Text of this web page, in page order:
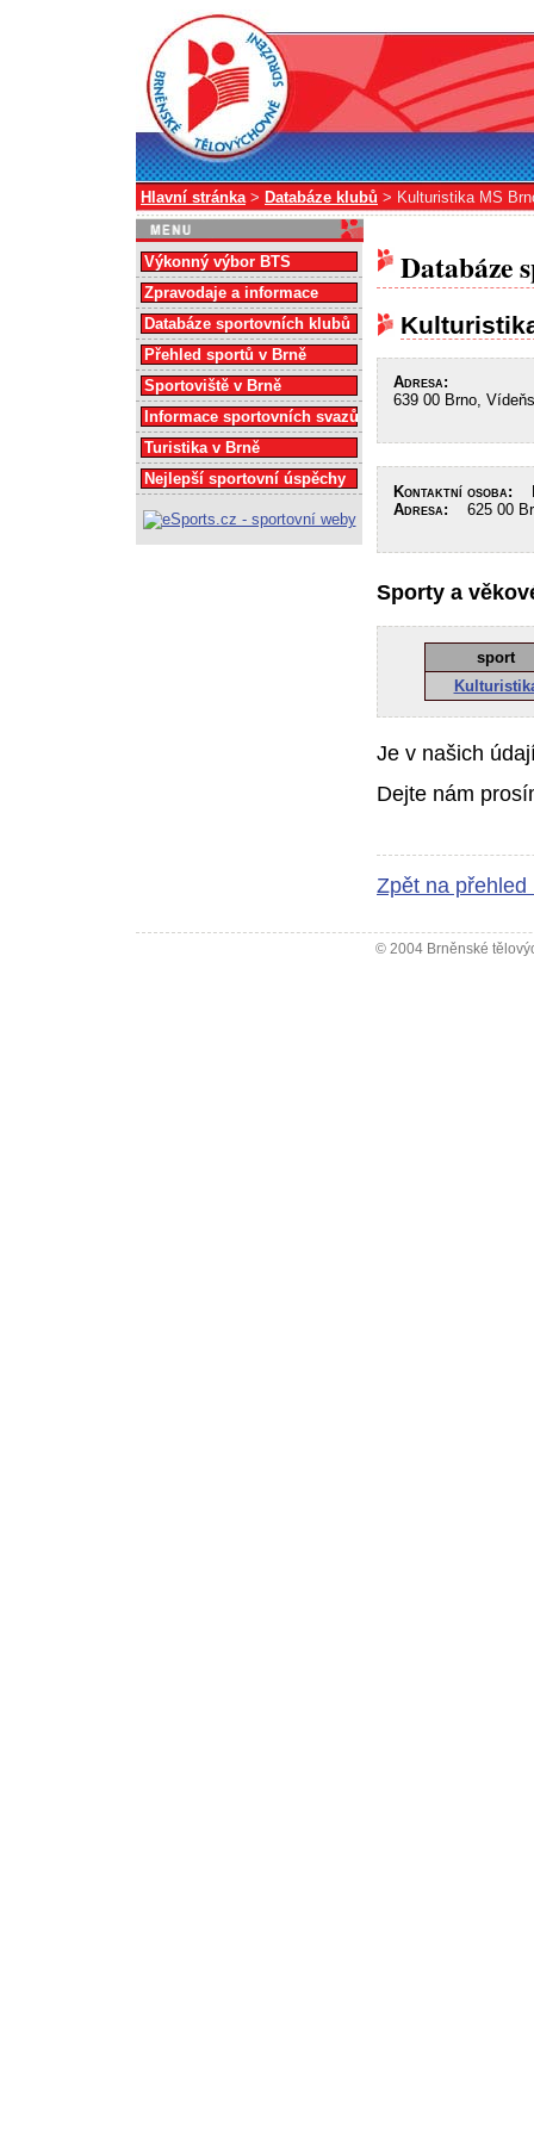
Hlavní stránka> Databáze klubů > Kulturistika MS
Databáze
Adresa:
639 00 Brno,
Kontaktní osoba:
Adresa: 625 00
Sporty a
sport
Je v našich
Dejte nám
Zpět na přehled
Výkonný výbor BTS
Zpravodaje a informace
Databáze sportovních klubů
Přehled sportů v Brně
Sportoviště v Brně
Informace sportovních svazů
Turistika v Brně
Nejlepší sportovní úspěchy
© 2004 Brněnské